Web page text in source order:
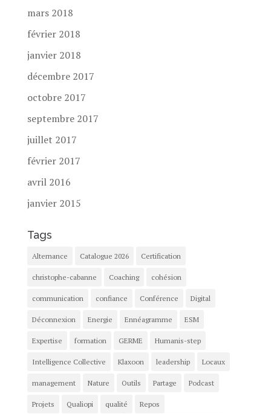
mars 2018
février 2018
janvier 2018
décembre 2017
octobre 2017
septembre 2017
juillet 2017
février 2017
avril 2016
janvier 2015
Tags
Alternance Catalogue 2026 Certification
christophe-cabanne Coaching cohésion
communication confiance Conférence Digital
Déconnexion Energie Ennéagramme ESM
Expertise formation GERME Humanis-step
Intelligence Collective Klaxoon leadership Locaux
management Nature Outils Partage Podcast
Projets Qualiopi qualité Repos